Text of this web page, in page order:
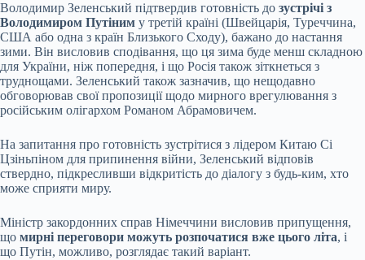
Володимир Зеленський підтвердив готовність до зустрічі з
Володимиром Путіним у третій країні (Швейцарія, Туреччина,
США або одна з країн Близького Сходу), бажано до настання
зими. Він висловив сподівання, що ця зима буде менш складною
для України, ніж попередня, і що Росія також зіткнеться з
труднощами. Зеленський також зазначив, що нещодавно
обговорював свої пропозиції щодо мирного врегулювання з
російським олігархом Романом Абрамовичем.
На запитання про готовність зустрітися з лідером Китаю Сі
Цзіньпіном для припинення війни, Зеленський відповів
ствердно, підкресливши відкритість до діалогу з будь-ким, хто
може сприяти миру.
Міністр закордонних справ Німеччини висловив припущення,
що мирні переговори можуть розпочатися вже цього літа, і
що Путін, можливо, розглядає такий варіант.